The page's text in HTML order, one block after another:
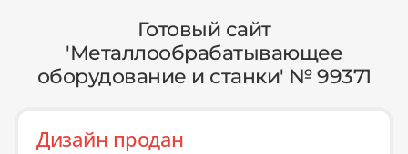
Готовый сайт
'Металлообрабатывающее
оборудование и станки' № 99371
Дизайн продан